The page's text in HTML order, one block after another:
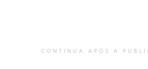
CONTINUA APÓS A